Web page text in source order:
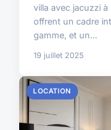
villa avec jacuzzi
offrent un cadre
gamme, et un...
19 juillet 2025
LOCATION